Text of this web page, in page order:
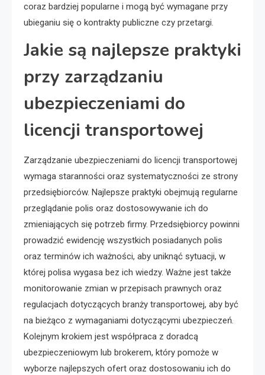
coraz bardziej popularne i mogą być wymagane przy
ubieganiu się o kontrakty publiczne czy przetargi.
Jakie są najlepsze praktyki
przy zarządzaniu
ubezpieczeniami do
licencji transportowej
Zarządzanie ubezpieczeniami do licencji transportowej
wymaga staranności oraz systematyczności ze strony
przedsiębiorców. Najlepsze praktyki obejmują regularne
przeglądanie polis oraz dostosowywanie ich do
zmieniających się potrzeb firmy. Przedsiębiorcy powinni
prowadzić ewidencję wszystkich posiadanych polis
oraz terminów ich ważności, aby uniknąć sytuacji, w
której polisa wygasa bez ich wiedzy. Ważne jest także
monitorowanie zmian w przepisach prawnych oraz
regulacjach dotyczących branży transportowej, aby być
na bieżąco z wymaganiami dotyczącymi ubezpieczeń.
Kolejnym krokiem jest współpraca z doradcą
ubezpieczeniowym lub brokerem, który pomoże w
wyborze najlepszych ofert oraz dostosowaniu ich do